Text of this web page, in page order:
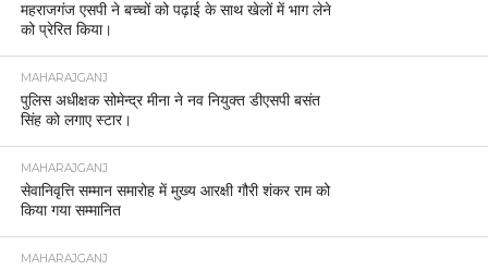
महराजगंज एसपी ने बच्चों को पढ़ाई के साथ खेलों में भाग लेने
को प्रेरित किया।
MAHARAJGANJ
पुलिस अधीक्षक सोमेन्द्र मीना ने नव नियुक्त डीएसपी बसंत
सिंह को लगाए स्टार।
MAHARAJGANJ
सेवानिवृत्ति सम्मान समारोह में मुख्य आरक्षी गौरी शंकर राम को
किया गया सम्मानित
MAHARAJGANJ